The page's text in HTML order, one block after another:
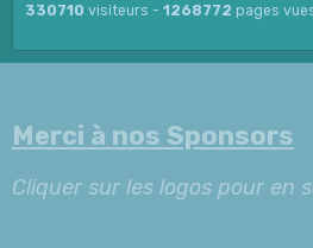
330710 visiteurs - 1268772 pages
Merci à nos Sponsors
Cliquer sur les logos pour en